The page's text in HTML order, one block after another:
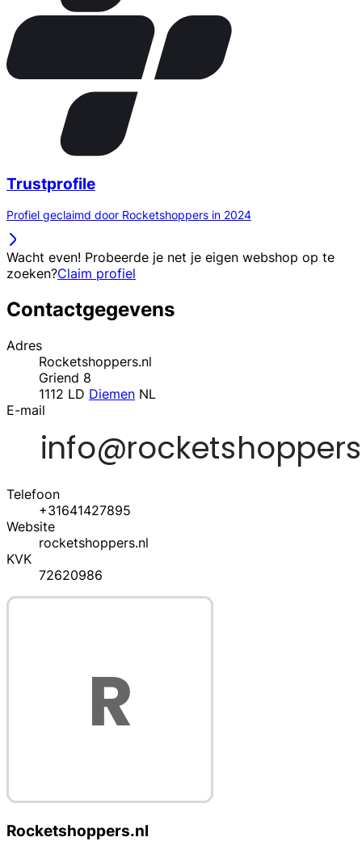
Trustprofile
Profiel geclaimd door Rocketshoppers in 2024
Wacht even! Probeerde je net je eigen webshop op te
zoeken?Claim profiel
Contactgegevens
Adres
Rocketshoppers.nl
Griend 8
1112 LD Diemen NL
E-mail
Telefoon
+31641427895
Website
rocketshoppers.nl
KVK
72620986
Rocketshoppers.nl